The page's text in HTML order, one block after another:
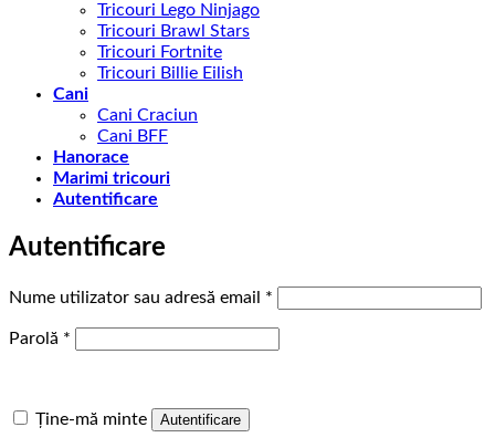
Tricouri Lego Ninjago
Tricouri Brawl Stars
Tricouri Fortnite
Tricouri Billie Eilish
Cani
Cani Craciun
Cani BFF
Hanorace
Marimi tricouri
Autentificare
Autentificare
Nume utilizator sau adresă email *
Parolă *
Ține-mă minte Autentificare